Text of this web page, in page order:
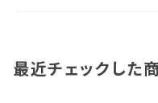
最近チェックした